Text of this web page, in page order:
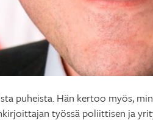
puheista. Hän kertoo myös,
työssä poliittisen ja